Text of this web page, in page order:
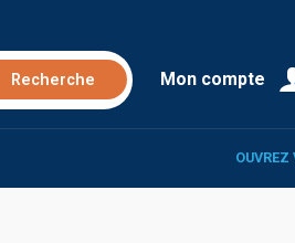
Mon compte
OUVREZ